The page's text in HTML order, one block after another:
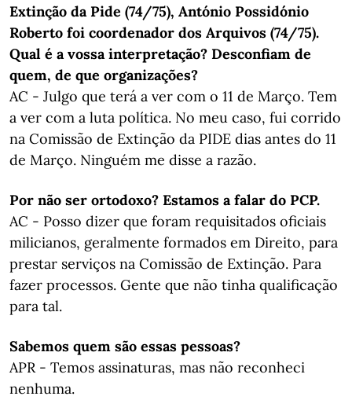
Extinção da Pide (74/75), António Possidónio
Roberto foi coordenador dos Arquivos (74/75).
Qual é a vossa interpretação? Desconfiam de
quem, de que organizações?
AC - Julgo que terá a ver com o 11 de Março. Tem
a ver com a luta política. No meu caso, fui corrido
na Comissão de Extinção da PIDE dias antes do 11
de Março. Ninguém me disse a razão.
Por não ser ortodoxo? Estamos a falar do PCP.
AC - Posso dizer que foram requisitados oficiais
milicianos, geralmente formados em Direito, para
prestar serviços na Comissão de Extinção. Para
fazer processos. Gente que não tinha qualificação
para tal.
Sabemos quem são essas pessoas?
APR - Temos assinaturas, mas não reconheci
nenhuma.